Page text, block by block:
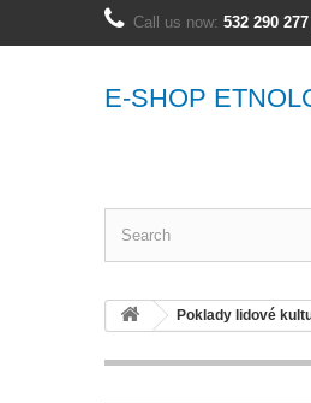
Call us now: 532 290
E-SHOP
Poklady lidové